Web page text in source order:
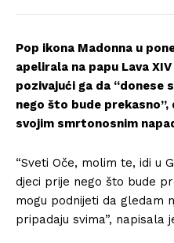
Pop ikona Madonna u
apelirala na papu Lava
pozivajući ga da “donese
nego što bude
svojim smrtonosnim
“Sveti Oče, molim te, idi u
djeci prije nego što bude
mogu podnijeti da gledam
pripadaju svima”, napisala